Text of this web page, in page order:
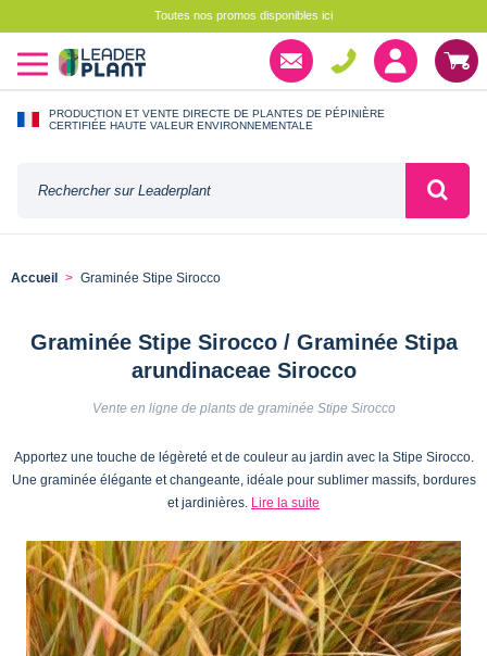
Toutes nos promos disponibles ici
PRODUCTION ET VENTE DIRECTE DE PLANTES DE PÉPINIÈRE
CERTIFIÉE HAUTE VALEUR ENVIRONNEMENTALE
Accueil Graminée Stipe Sirocco
Graminée Stipe Sirocco / Graminée Stipa
arundinaceae Sirocco
Vente en ligne de plants de graminée Stipe Sirocco
Apportez une touche de légèreté et de couleur au jardin avec la Stipe Sirocco.
Une graminée élégante et changeante, idéale pour sublimer massifs, bordures
et jardinières. Lire la suite